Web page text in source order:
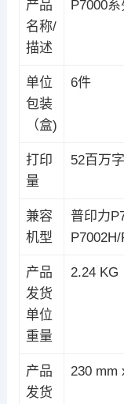
产品
名称/
描述
P7000
单位
包装
（盒)
6件
打印
量
52百万
兼容
机型
普印力
产品
发货
单位
重量
2.24 KG
产品
发货
230 mm